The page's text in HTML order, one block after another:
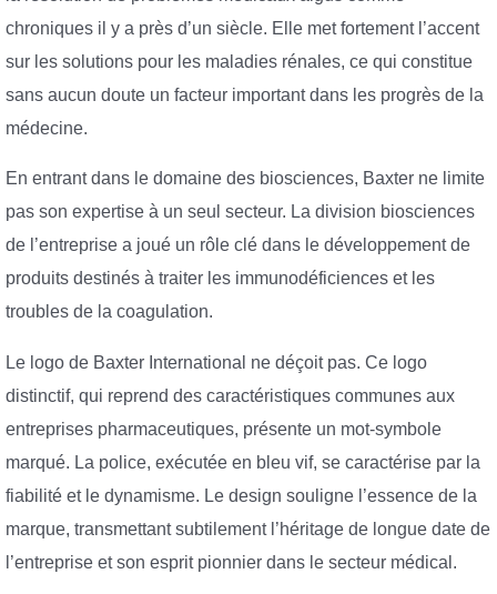
chroniques il y a près d’un siècle. Elle met fortement l’accent
sur les solutions pour les maladies rénales, ce qui constitue
sans aucun doute un facteur important dans les progrès de la
médecine.
En entrant dans le domaine des biosciences, Baxter ne limite
pas son expertise à un seul secteur. La division biosciences
de l’entreprise a joué un rôle clé dans le développement de
produits destinés à traiter les immunodéficiences et les
troubles de la coagulation.
Le logo de Baxter International ne déçoit pas. Ce logo
distinctif, qui reprend des caractéristiques communes aux
entreprises pharmaceutiques, présente un mot-symbole
marqué. La police, exécutée en bleu vif, se caractérise par la
fiabilité et le dynamisme. Le design souligne l’essence de la
marque, transmettant subtilement l’héritage de longue date de
l’entreprise et son esprit pionnier dans le secteur médical.